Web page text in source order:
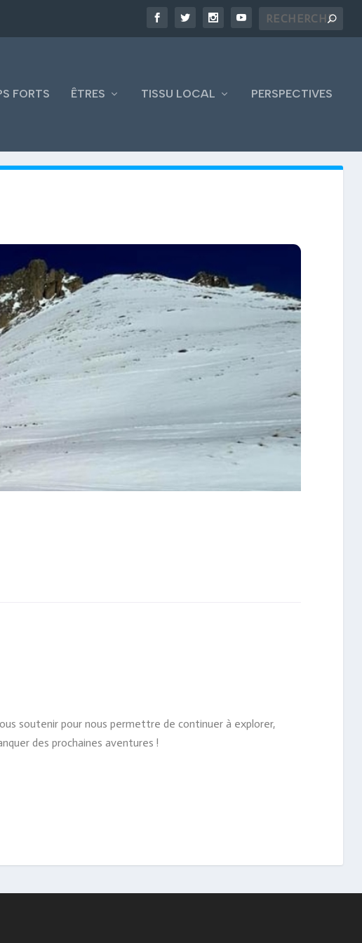
FORTS ÊTRES TISSU LOCAL PERSPECTIVES
soutenir pour nous permettre de continuer à explorer,
des prochaines aventures !